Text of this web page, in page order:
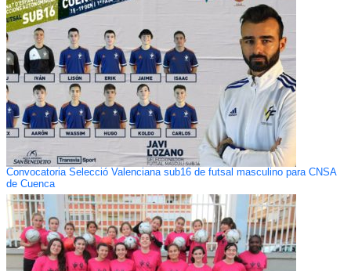
Convocatoria Selecció Valenciana sub16 de futsal masculino para CNSA
de Cuenca